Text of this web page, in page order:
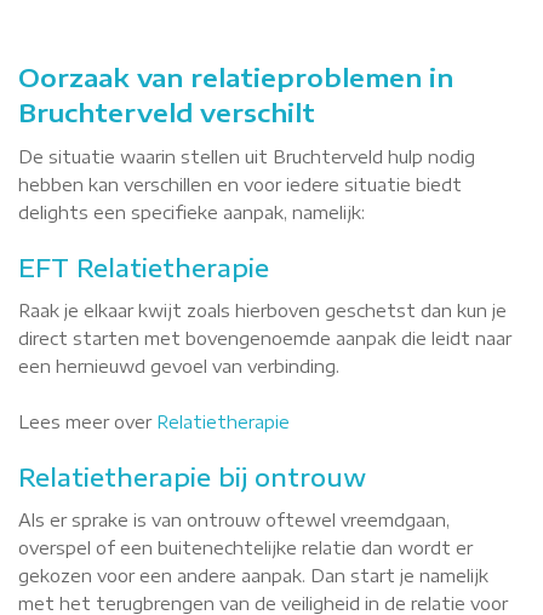
Oorzaak van relatieproblemen in
Bruchterveld verschilt
De situatie waarin stellen uit Bruchterveld hulp nodig
hebben kan verschillen en voor iedere situatie biedt
delights een specifieke aanpak, namelijk:
EFT Relatietherapie
Raak je elkaar kwijt zoals hierboven geschetst dan kun je
direct starten met bovengenoemde aanpak die leidt naar
een hernieuwd gevoel van verbinding.
Lees meer over Relatietherapie
Relatietherapie bij ontrouw
Als er sprake is van ontrouw oftewel vreemdgaan,
overspel of een buitenechtelijke relatie dan wordt er
gekozen voor een andere aanpak. Dan start je namelijk
met het terugbrengen van de veiligheid in de relatie voor